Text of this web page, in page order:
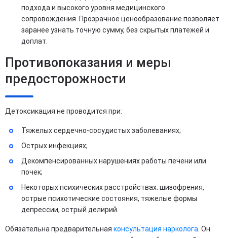
подхода и высокого уровня медицинского
сопровождения. Прозрачное ценообразование позволяет
заранее узнать точную сумму, без скрытых платежей и
доплат.
Противопоказания и меры
предосторожности
Детоксикация не проводится при:
Тяжелых сердечно-сосудистых заболеваниях;
Острых инфекциях;
Декомпенсированных нарушениях работы печени или
почек;
Некоторых психических расстройствах: шизофрения,
острые психотические состояния, тяжелые формы
депрессии, острый делирий.
Обязательна предварительная консультация нарколога . Он